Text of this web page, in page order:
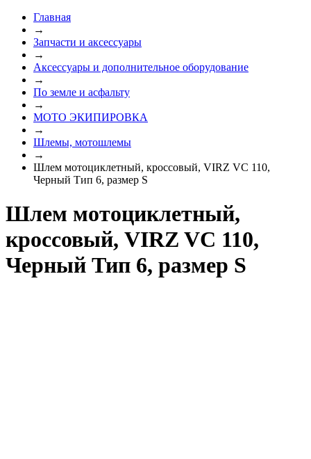
Главная
→
Запчасти и аксессуары
→
Аксессуары и дополнительное оборудование
→
По земле и асфальту
→
МОТО ЭКИПИРОВКА
→
Шлемы, мотошлемы
→
Шлем мотоциклетный, кроссовый, VIRZ VС 110,
Черный Тип 6, размер S
Шлем мотоциклетный,
кроссовый, VIRZ VС 110,
Черный Тип 6, размер S